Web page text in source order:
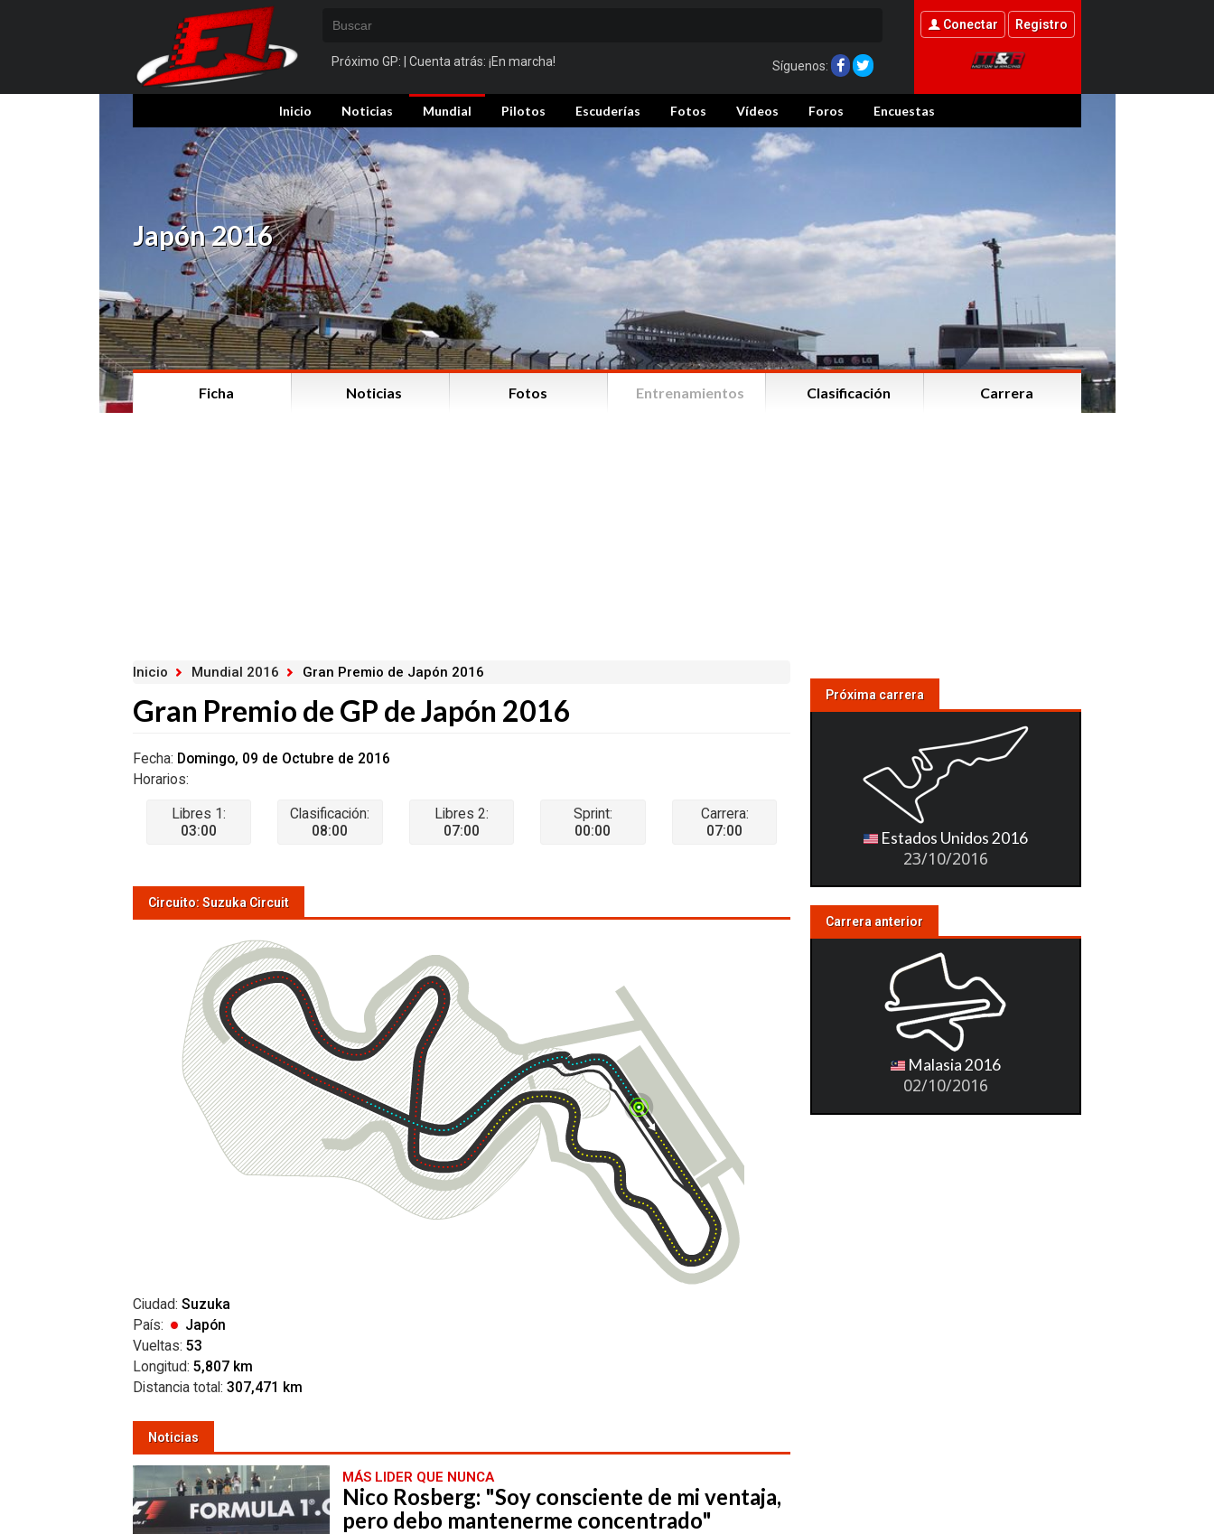
Próximo GP: | Cuenta atrás: ¡En marcha! Síguenos:
Conectar Registro
Inicio Noticias Mundial Pilotos Escuderías Fotos Vídeos Foros Encuestas
Japón 2016
Ficha Noticias Fotos Entrenamientos Clasificación Carrera
Inicio Mundial 2016 Gran Premio de Japón 2016
Gran Premio de GP de Japón 2016
Fecha: Domingo, 09 de Octubre de 2016
Horarios:
Libres 1:
03:00
Clasificación:
08:00
Libres 2:
07:00
Sprint:
00:00
Carrera:
07:00
Circuito: Suzuka Circuit
Ciudad: Suzuka
País:
Japón
Vueltas: 53
Longitud: 5,807 km
Distancia total: 307,471 km
Noticias
MÁS LIDER QUE NUNCA
Nico Rosberg: "Soy consciente de mi ventaja,
pero debo mantenerme concentrado"
Próxima carrera
Estados Unidos 2016
23/10/2016
Carrera anterior
Malasia 2016
02/10/2016